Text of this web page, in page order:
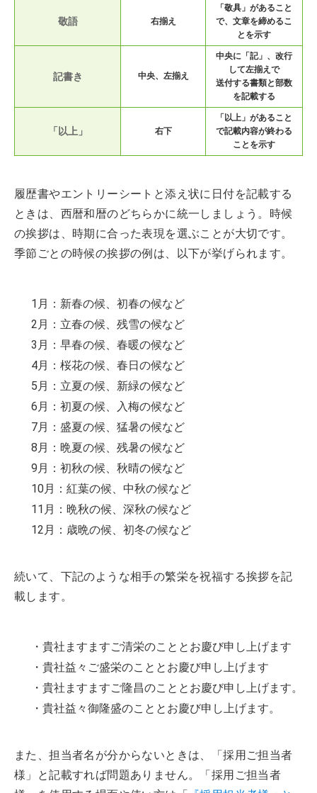
敬語 右揃え
「敬具」があること
で、文章を締めるこ
とを示す
記書き 中央、左揃え
中央に「記」、改行
して左揃えで
送付する書類と部数
を記載する
「以上」 右下
「以上」があること
で記載内容が終わる
ことを示す
履歴書やエントリーシートと添え状に日付を記載する
ときは、西暦和暦のどちらかに統一しましょう。時候
の挨拶は、時期に合った表現を選ぶことが大切です。
季節ごとの時候の挨拶の例は、以下が挙げられます。
1月：新春の候、初春の候など
2月：立春の候、残雪の候など
3月：早春の候、春暖の候など
4月：桜花の候、春日の候など
5月：立夏の候、新緑の候など
6月：初夏の候、入梅の候など
7月：盛夏の候、猛暑の候など
8月：晩夏の候、残暑の候など
9月：初秋の候、秋晴の候など
10月：紅葉の候、中秋の候など
11月：晩秋の候、深秋の候など
12月：歳晩の候、初冬の候など
続いて、下記のような相手の繁栄を祝福する挨拶を記
載します。
・貴社ますますご清栄のこととお慶び申し上げます
・貴社益々ご盛栄のこととお慶び申し上げます
・貴社ますますご隆昌のこととお慶び申し上げます。
・貴社益々御隆盛のこととお慶び申し上げます。
また、担当者名が分からないときは、「採用ご担当者
様」と記載すれば問題ありません。「採用ご担当者